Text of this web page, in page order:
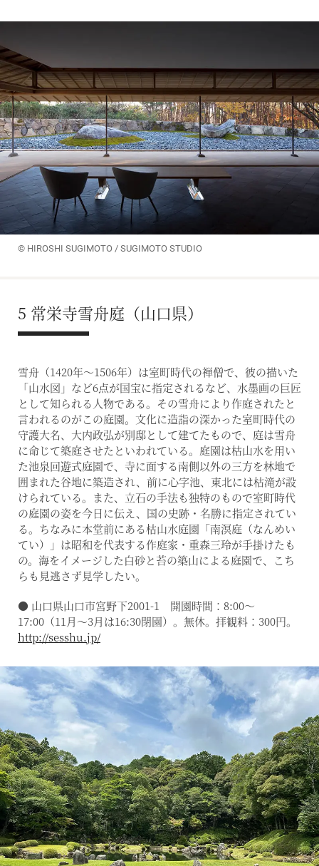
© HIROSHI SUGIMOTO / SUGIMOTO STUDIO
5 常栄寺雪舟庭（山口県）
雪舟（1420年～1506年）は室町時代の禅僧で、彼の描いた
「山水図」など6点が国宝に指定されるなど、水墨画の巨匠
として知られる人物である。その雪舟により作庭されたと
言われるのがこの庭園。文化に造詣の深かった室町時代の
守護大名、大内政弘が別邸として建てたもので、庭は雪舟
に命じて築庭させたといわれている。庭園は枯山水を用い
た池泉回遊式庭園で、寺に面する南側以外の三方を林地で
囲まれた谷地に築造され、前に心字池、東北には枯滝が設
けられている。また、立石の手法も独特のもので室町時代
の庭園の姿を今日に伝え、国の史跡・名勝に指定されてい
る。ちなみに本堂前にある枯山水庭園「南溟庭（なんめい
てい）」は昭和を代表する作庭家・重森三玲が手掛けたも
の。海をイメージした白砂と苔の築山による庭園で、こち
らも見逃さず見学したい。
● 山口県山口市宮野下2001-1 開園時間：8:00～
17:00（11月～3月は16:30閉園）。無休。拝観料：300円。
http://sesshu.jp/